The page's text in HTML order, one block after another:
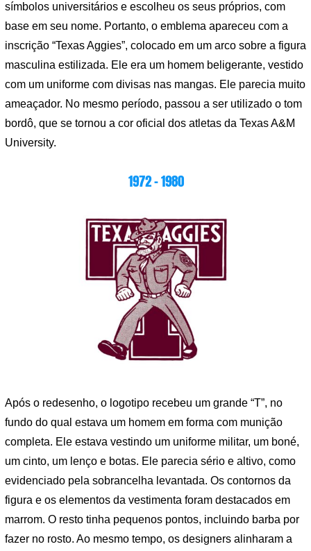
símbolos universitários e escolheu os seus próprios, com
base em seu nome. Portanto, o emblema apareceu com a
inscrição “Texas Aggies”, colocado em um arco sobre a figura
masculina estilizada. Ele era um homem beligerante, vestido
com um uniforme com divisas nas mangas. Ele parecia muito
ameaçador. No mesmo período, passou a ser utilizado o tom
bordô, que se tornou a cor oficial dos atletas da Texas A&M
University.
1972 – 1980
Após o redesenho, o logotipo recebeu um grande “T”, no
fundo do qual estava um homem em forma com munição
completa. Ele estava vestindo um uniforme militar, um boné,
um cinto, um lenço e botas. Ele parecia sério e altivo, como
evidenciado pela sobrancelha levantada. Os contornos da
figura e os elementos da vestimenta foram destacados em
marrom. O resto tinha pequenos pontos, incluindo barba por
fazer no rosto. Ao mesmo tempo, os designers alinharam a